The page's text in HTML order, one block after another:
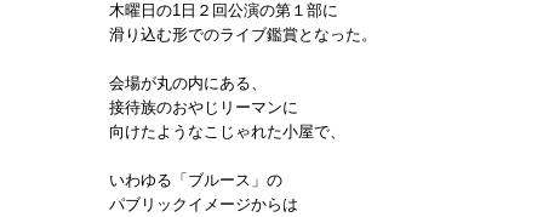
木曜日の1日２回公演の第１部に
滑り込む形でのライブ鑑賞となった。
会場が丸の内にある、
接待族のおやじリーマンに
向けたようなこじゃれた小屋で、
いわゆる「ブルース」の
パブリックイメージからは